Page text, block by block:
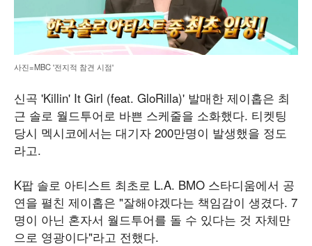
사진=MBC '전지적 참견 시점'
신곡 'Killin' It Girl (feat. GloRilla)' 발매한 제이홉은 최
근 솔로 월드투어로 바쁜 스케줄을 소화했다. 티켓팅
당시 멕시코에서는 대기자 200만명이 발생했을 정도
라고.
K팝 솔로 아티스트 최초로 L.A. BMO 스타디움에서 공
연을 펼친 제이홉은 "잘해야겠다는 책임감이 생겼다. 7
명이 아닌 혼자서 월드투어를 돌 수 있다는 것 자체만
으로 영광이다"라고 전했다.